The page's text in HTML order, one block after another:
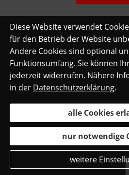
Diese Website verwendet
für den Betrieb der Website
Andere Cookies sind optional
Funktionsumfang. Sie können
jederzeit widerrufen. Nähere
in der Datenschutzerklärung.
alle Cookies
nur notwendige
weitere